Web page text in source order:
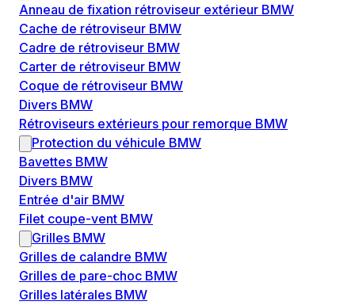
Anneau de fixation rétroviseur extérieur BMW
Cache de rétroviseur BMW
Cadre de rétroviseur BMW
Carter de rétroviseur BMW
Coque de rétroviseur BMW
Divers BMW
Rétroviseurs extérieurs pour remorque BMW
Protection du véhicule BMW
Bavettes BMW
Divers BMW
Entrée d'air BMW
Filet coupe-vent BMW
Grilles BMW
Grilles de calandre BMW
Grilles de pare-choc BMW
Grilles latérales BMW